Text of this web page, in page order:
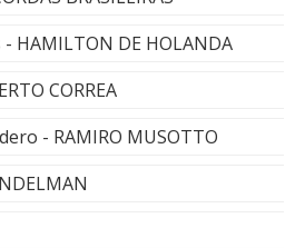
HAMILTON DE HOLANDA
CORREA
- RAMIRO MUSOTTO